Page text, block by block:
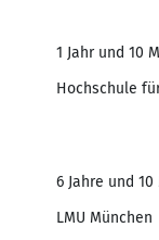
1 Jahr und 10
Hochschule
6 Jahre und 10
LMU München